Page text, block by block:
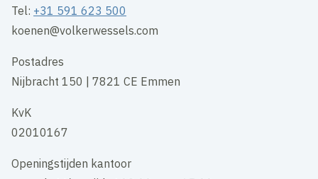
Tel: +31 591 623 500
koenen@volkerwessels.com
Postadres
Nijbracht 150 | 7821 CE Emmen
KvK
02010167
Openingstijden kantoor